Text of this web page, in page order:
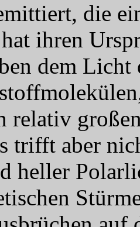
die
ihren
dem Licht
relativ
trifft aber
heller